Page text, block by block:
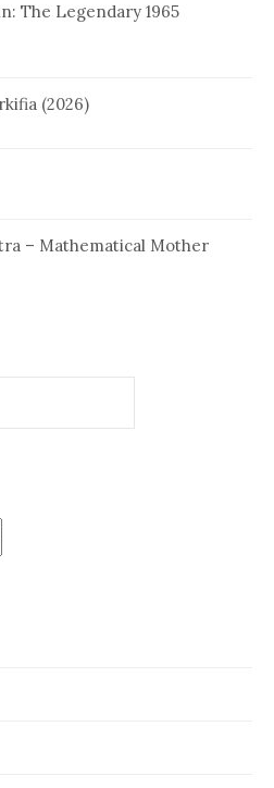
The Legendary 1965
(2026)
– Mathematical Mother